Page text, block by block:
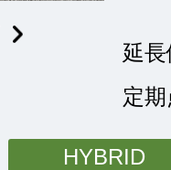
延
定
HYBRID